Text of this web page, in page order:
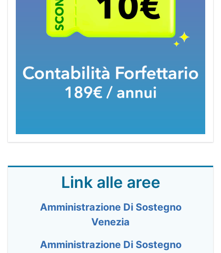
Link alle aree
Amministrazione Di Sostegno
Venezia
Amministrazione Di Sostegno